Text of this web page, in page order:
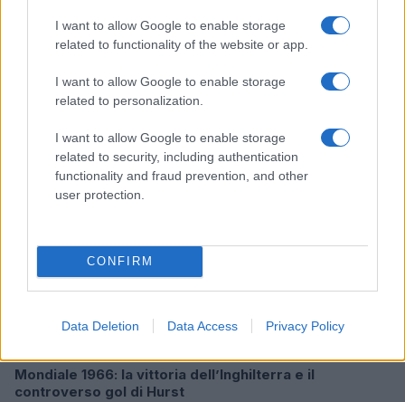
I want to allow Google to enable storage
related to functionality of the website or app.
I want to allow Google to enable storage
related to personalization.
I want to allow Google to enable storage
related to security, including authentication
functionality and fraud prevention, and other
user protection.
CONFIRM
Data Deletion Data Access Privacy Policy
Europei di nuoto 2026: l’Italia domina con 14 medaglie
Camilla Pellegrini · 5 Ago 2026
Mondiale 1966: la vittoria dell’Inghilterra e il
controverso gol di Hurst